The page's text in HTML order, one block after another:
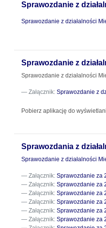
Sprawozdanie z
Sprawozdanie z działalności
Sprawozdanie z
Sprawozdanie z działalności
Załącznik: Sprawozdanie z
Pobierz aplikację do
Sprawozdania z
Sprawozdanie z działalności
Załącznik: Sprawozdanie za
Załącznik: Sprawozdanie za
Załącznik: Sprawozdanie za
Załącznik: Sprawozdanie za
Załącznik: Sprawozdanie za
Załącznik: Sprawozdanie za